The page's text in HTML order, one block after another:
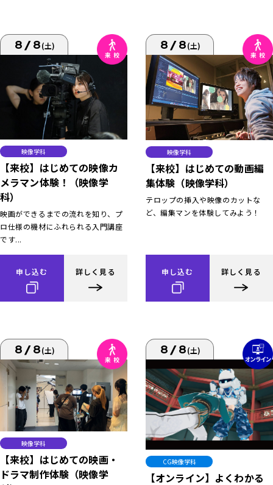
8/8(土)
映像学科
【来校】はじめての映像カ
メラマン体験！（映像学
科）
映画ができるまでの流れを知り、プ
ロ仕様の機材にふれられる入門講座
です...
申し込む 詳しく見る
8/8(土)
映像学科
【来校】はじめての動画編
集体験（映像学科）
テロップの挿入や映像のカットな
ど、編集マンを体験してみよう！
申し込む 詳しく見る
8/8(土)
映像学科
【来校】はじめての映画・
ドラマ制作体験（映像学
8/8(土)
CG映像学科
【オンライン】よくわかる